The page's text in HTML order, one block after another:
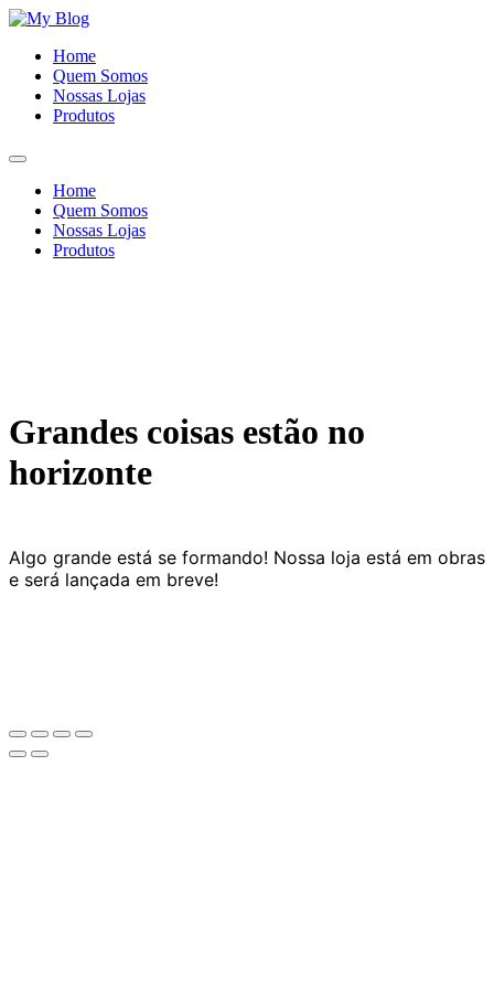
Ir
conteúdo
Home
Quem Somos
Nossas Lojas
Produtos
Home
Quem Somos
Nossas Lojas
Produtos
Grandes coisas estão no
horizonte
Algo grande está se formando! Nossa loja está em obras
e será lançada em breve!